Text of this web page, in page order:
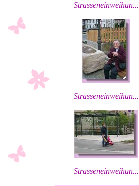
Strasseneinweihun...
Strasseneinweihun...
Strasseneinweihun...